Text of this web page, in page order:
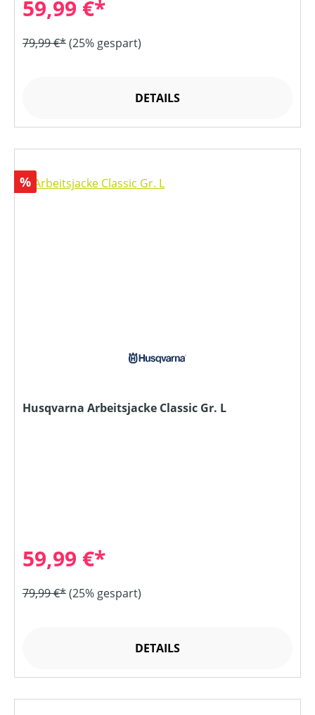
59,99 €*
79,99 €*(25% gespart)
DETAILS
Rabatt
%
Husqvarna Arbeitsjacke Classic Gr. L
59,99 €*
79,99 €*(25% gespart)
DETAILS